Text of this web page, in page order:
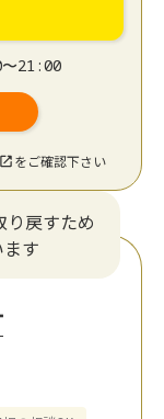
〜21:00
をご確認下さい
り戻すため
す